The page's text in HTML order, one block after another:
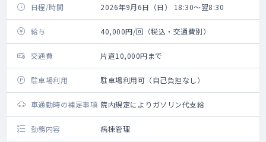
日程/時間 2026年9月6日（日） 18:30～翌8:30
給与 40,000円/回（税込・交通費別）
交通費 片道10,000円まで
駐車場利用 駐車場利用可（自己負担なし）
車通勤時の補足事項 院内規定によりガソリン代支給
勤務内容 病棟管理